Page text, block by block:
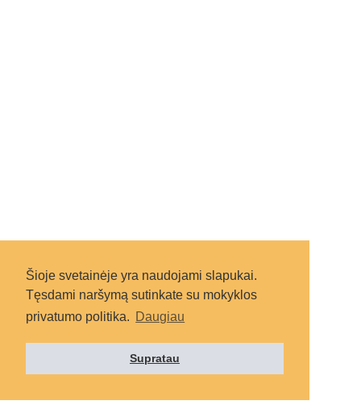
Šioje svetainėje yra naudojami slapukai.
Tęsdami naršymą sutinkate su mokyklos
privatumo politika. Daugiau
Supratau